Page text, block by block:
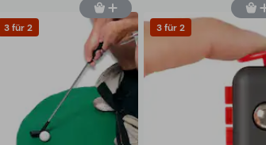
3 für 2 3 für 2